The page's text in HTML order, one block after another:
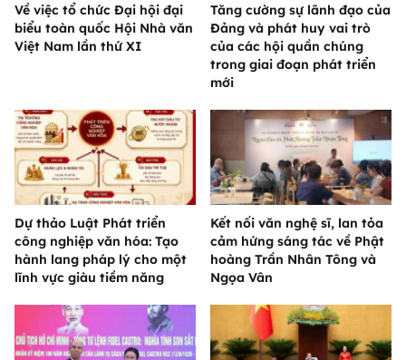
Về việc tổ chức Đại hội đại
biểu toàn quốc Hội Nhà văn
Việt Nam lần thứ XI
Tăng cường sự lãnh đạo của
Đảng và phát huy vai trò
của các hội quần chúng
trong giai đoạn phát triển
mới
Dự thảo Luật Phát triển
công nghiệp văn hóa: Tạo
hành lang pháp lý cho một
lĩnh vực giàu tiềm năng
Kết nối văn nghệ sĩ, lan tỏa
cảm hứng sáng tác về Phật
hoàng Trần Nhân Tông và
Ngọa Vân